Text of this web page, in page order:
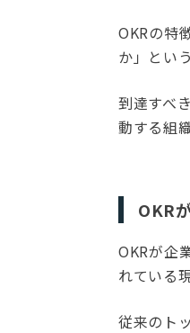
OKRの特
か」とい
到達すべ
動する組
OKR
OKRが企
れている
従来のト